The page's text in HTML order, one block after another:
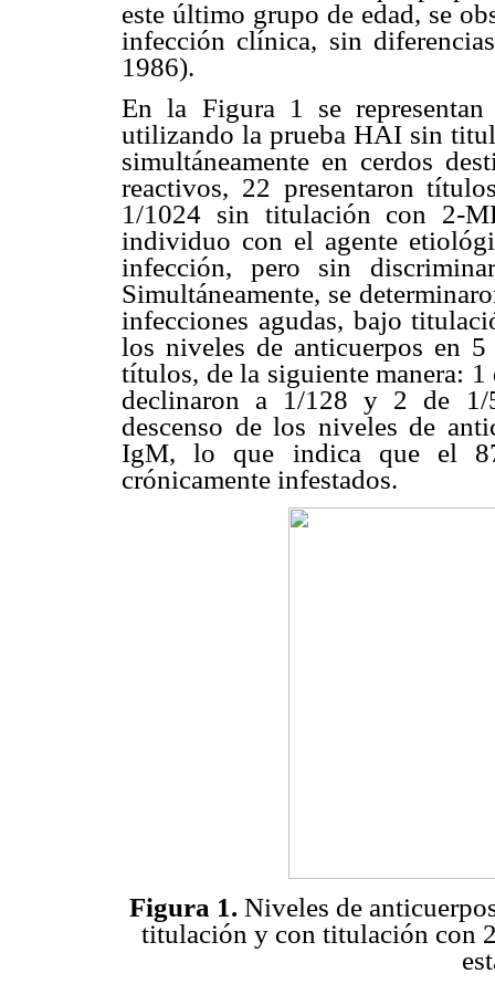
este último grupo de edad, se
infección clínica, sin
1986).
En la Figura 1 se
utilizando la prueba HAI sin
simultáneamente en cerdos
reactivos, 22 presentaron
1/1024 sin titulación con 2-
individuo con el agente
infección, pero sin
Simultáneamente, se
infecciones agudas, bajo
los niveles de anticuerpos en
títulos, de la siguiente manera:
declinaron a 1/128 y 2 de 1/
descenso de los niveles de
IgM, lo que indica que el
crónicamente infestados.
Figura 1. Niveles de
titulación y con titulación con